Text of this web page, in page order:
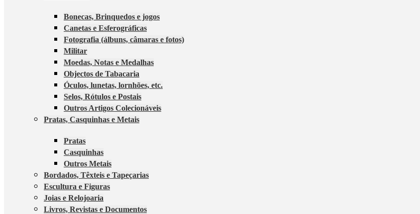
Bonecas, Brinquedos e jogos
Canetas e Esferográficas
Fotografia (álbuns, câmaras e fotos)
Militar
Moedas, Notas e Medalhas
Objectos de Tabacaria
Óculos, lunetas, lornhões, etc.
Selos, Rótulos e Postais
Outros Artigos Colecionáveis
Pratas, Casquinhas e Metais
Pratas
Casquinhas
Outros Metais
Bordados, Têxteis e Tapeçarias
Escultura e Figuras
Joias e Relojoaria
Livros, Revistas e Documentos